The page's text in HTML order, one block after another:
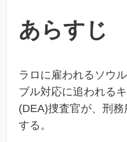
あらすじ
ラロに雇われるソウ
ブル対応に追われる
(DEA)捜査官が、刑
する。